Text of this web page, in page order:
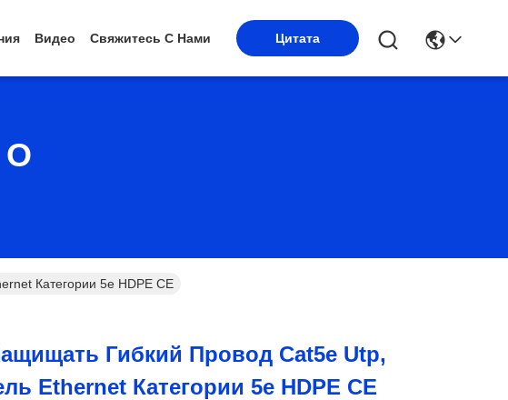
Видео Свяжитесь С Нами Цитата
О
Категории 5e HDPE CE
Гибкий Провод Cat5e Utp,
Ethernet Категории 5e HDPE CE